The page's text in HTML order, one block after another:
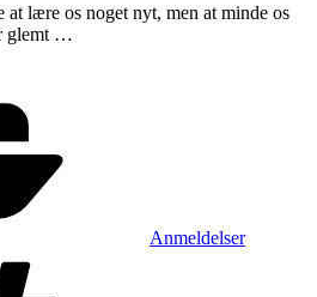
at lære os noget nyt, men at minde os
glemt …
Anmeldelser